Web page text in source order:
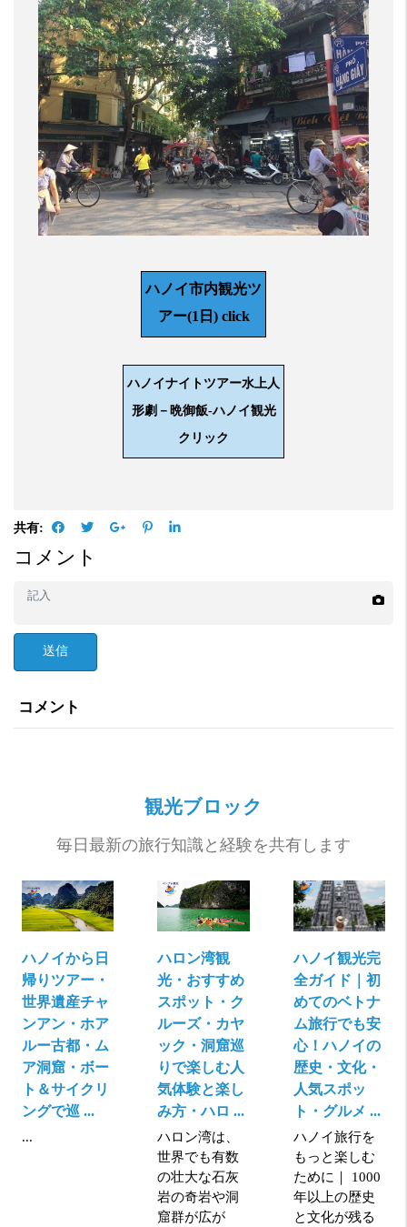
ハノイ市内観光ツ
アー(1日) click
ハノイナイトツアー水上人
形劇－晩御飯-ハノイ観光
クリック
共有:
コメント
送信
コメント
観光ブロック
毎日最新の旅行知識と経験を共有します
ハノイから日
帰りツアー・
世界遺産チャ
ンアン・ホア
ルー古都・ム
ア洞窟・ボー
ト＆サイクリ
ングで巡 ...
...
ハロン湾観
光・おすすめ
スポット・ク
ルーズ・カヤ
ック・洞窟巡
りで楽しむ人
気体験と楽し
み方・ハロ ...
ハロン湾は、
世界でも有数
の壮大な石灰
岩の奇岩や洞
窟群が広が
ハノイ観光完
全ガイド｜初
めてのベトナ
ム旅行でも安
心！ハノイの
歴史・文化・
人気スポッ
ト・グルメ ...
ハノイ旅行を
もっと楽しむ
ために｜ 1000
年以上の歴史
と文化が残る